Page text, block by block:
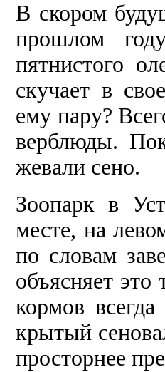
В скором
прошлом
пятнистого
скучает в
ему пару?
верблюды.
жевали сено.
Зоопарк в
месте, на
по словам
объясняет
кормов
крытый
просторнее